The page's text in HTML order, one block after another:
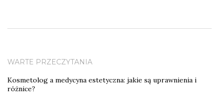
WARTE PRZECZYTANIA
Kosmetolog a medycyna estetyczna: jakie są uprawnienia i
różnice?